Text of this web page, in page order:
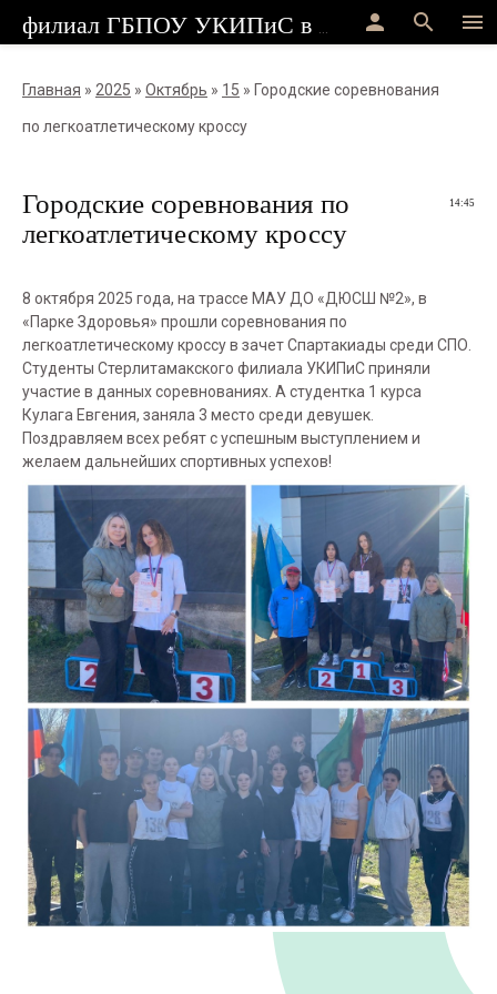
menu
search
person
Главная » 2025 » Октябрь » 15 » Городские соревнования
по легкоатлетическому кроссу
14:45
Городские соревнования по
легкоатлетическому кроссу
8 октября 2025 года, на трассе МАУ ДО «ДЮСШ №2», в
«Парке Здоровья» прошли соревнования по
легкоатлетическому кроссу в зачет Спартакиады среди СПО.
Студенты Стерлитамакского филиала УКИПиС приняли
участие в данных соревнованиях. А студентка 1 курса
Кулага Евгения, заняла 3 место среди девушек.
Поздравляем всех ребят с успешным выступлением и
желаем дальнейших спортивных успехов!